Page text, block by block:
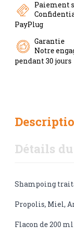
Paiement
PayPlug
Garantie
Notre
pendant 30 jours
Détails
Shampoing
Propolis, Miel,
Flacon de 200 ml